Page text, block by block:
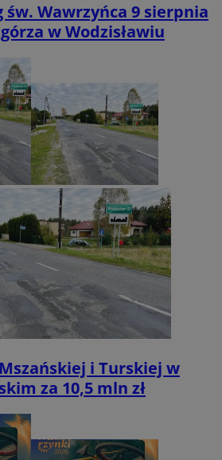
św. Wawrzyńca 9 sierpnia
w Wodzisławiu
i Turskiej w
za 10,5 mln zł